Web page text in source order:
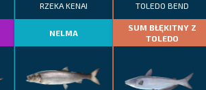
RZEKA KENAI
NELMA
TOLEDO BEND
SUM BŁĘKITNY Z
TOLEDO